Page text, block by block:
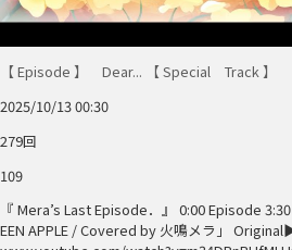
【 Episode 】 Dear... 【 Special Track 】
2025/10/13 00:30
279回
109
『 Mera’s Last Episode．』 0:00 Episode
EEN APPLE / Covered by 火鳴メラ」